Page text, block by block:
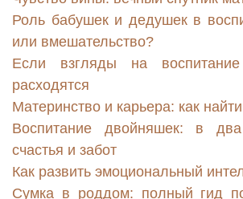
Роль бабушек и дедушек в
или вмешательство?
Если взгляды на
расходятся
Материнство и карьера: как
Воспитание двойняшек: в
счастья и забот
Как развить эмоциональный
Сумка в роддом: полный гид